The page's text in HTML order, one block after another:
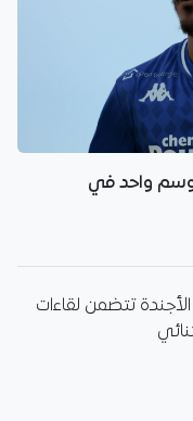
موسم واحد في
تتضمن لقاءات